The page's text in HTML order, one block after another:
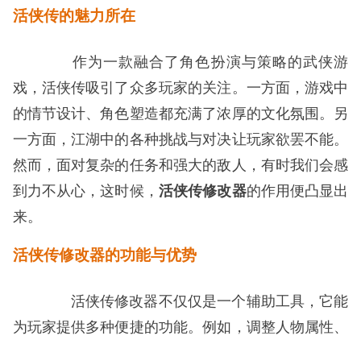
活侠传的魅力所在
作为一款融合了角色扮演与策略的武侠游
戏，活侠传吸引了众多玩家的关注。一方面，游戏中
的情节设计、角色塑造都充满了浓厚的文化氛围。另
一方面，江湖中的各种挑战与对决让玩家欲罢不能。
然而，面对复杂的任务和强大的敌人，有时我们会感
到力不从心，这时候， 活侠传修改器的作用便凸显出
来。
活侠传修改器的功能与优势
活侠传修改器不仅仅是一个辅助工具，它能
为玩家提供多种便捷的功能。例如，调整人物属性、